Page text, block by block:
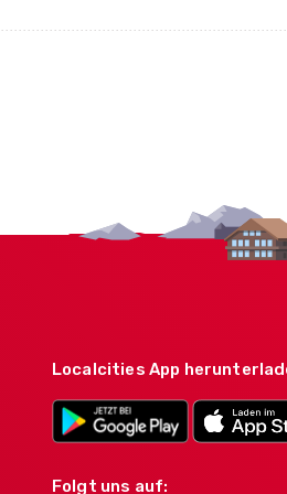
Localcities App
Folgt uns auf: